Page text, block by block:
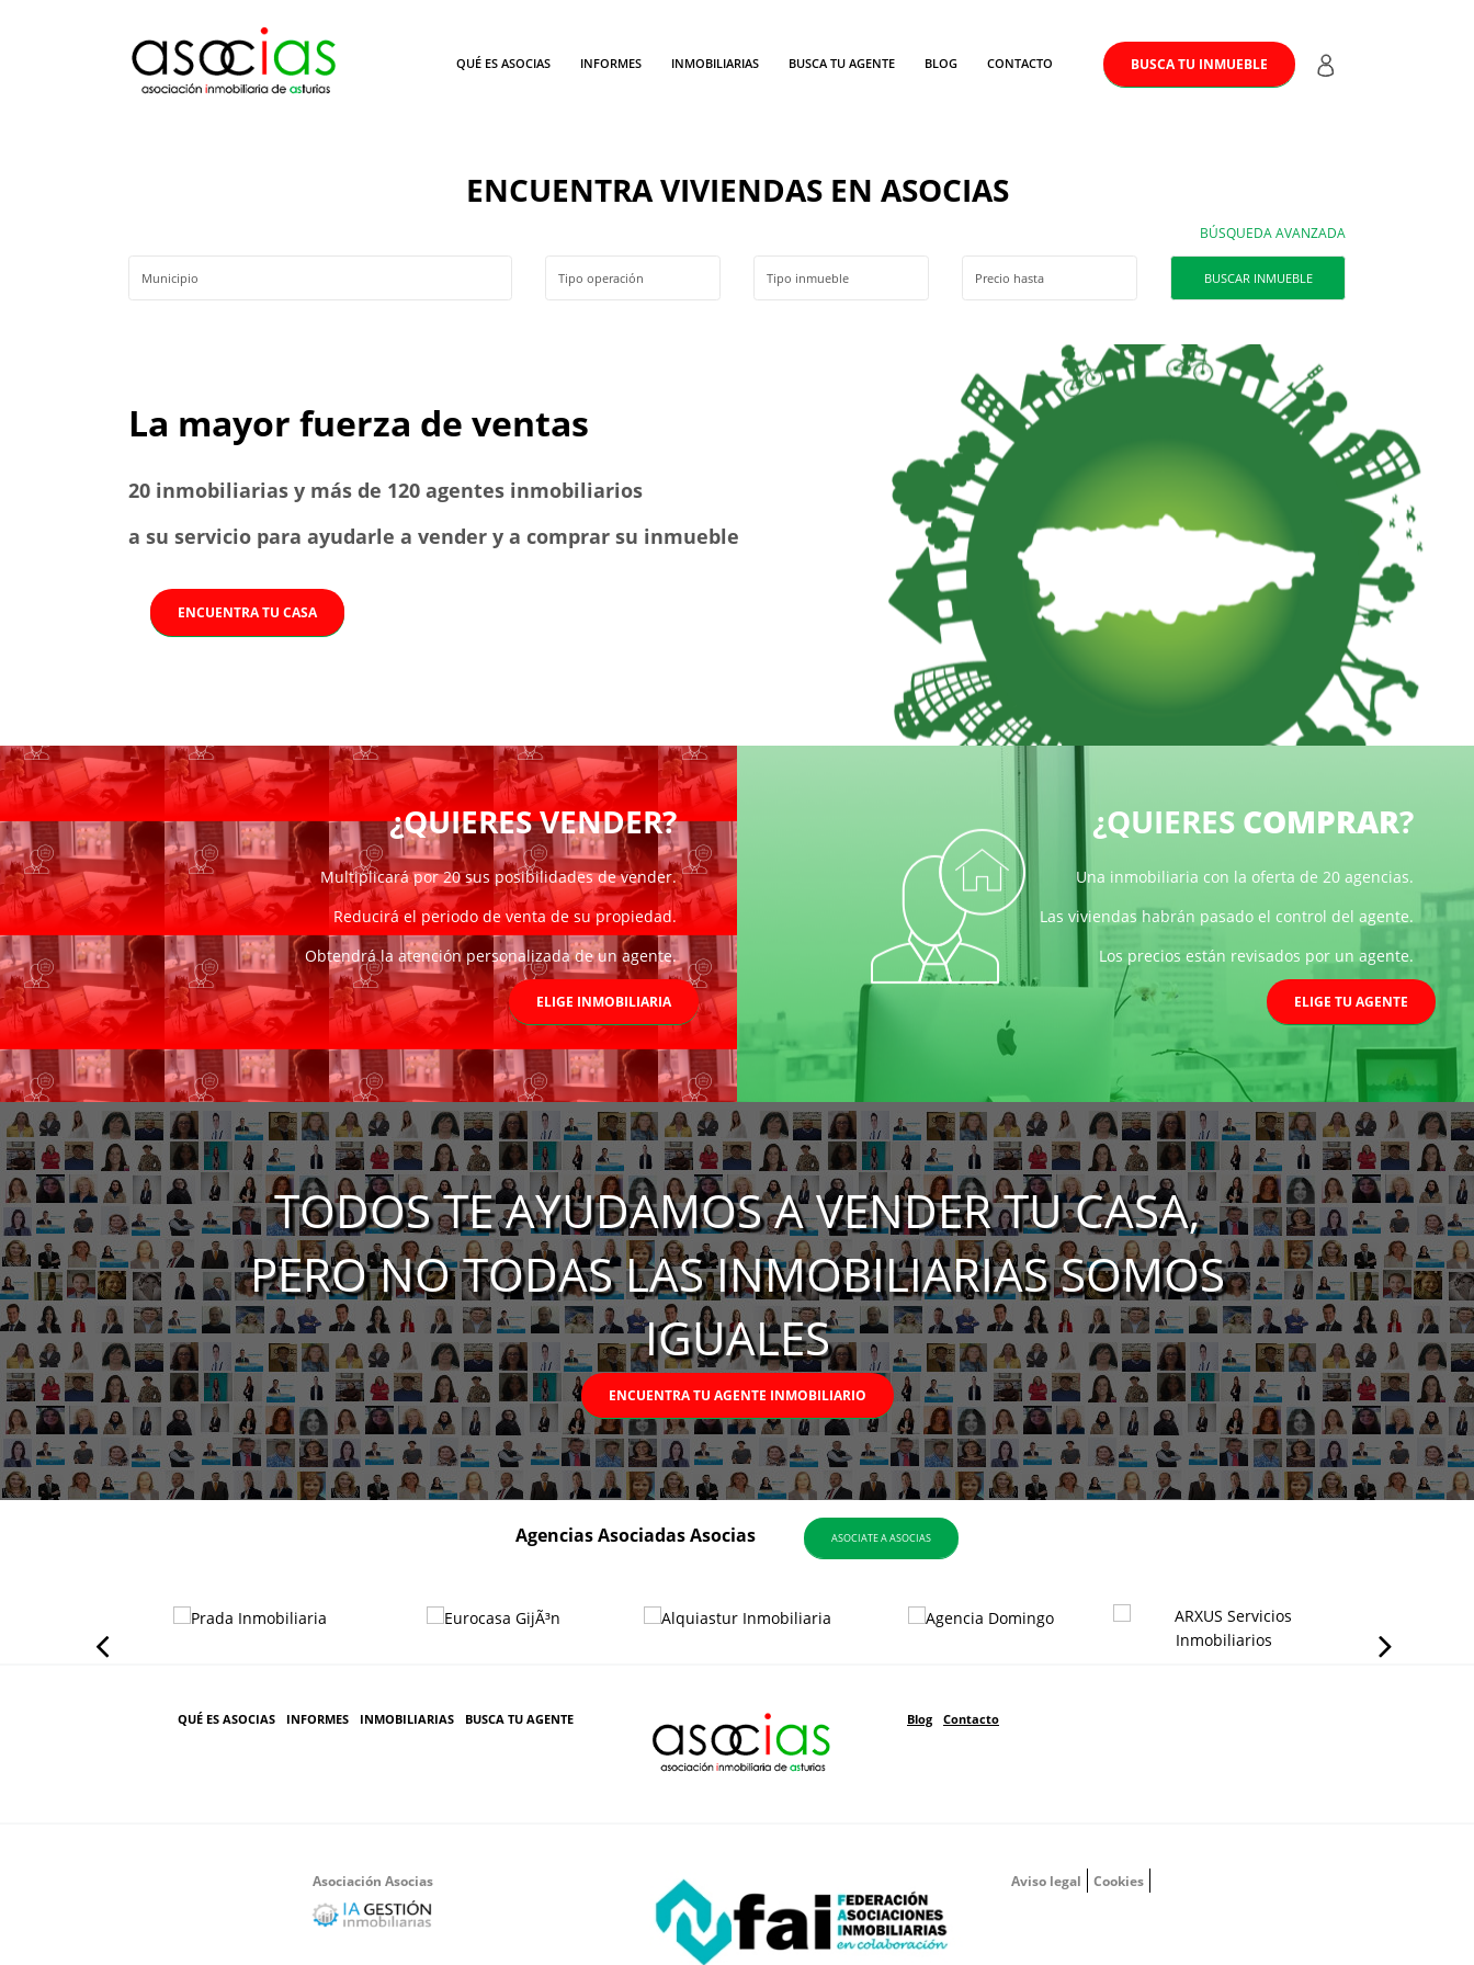
QUÉ ES ASOCIAS INFORMES INMOBILIARIAS BUSCA TU AGENTE BLOG CONTACTO BUSCA TU INMUEBLE
ENCUENTRA VIVIENDAS EN ASOCIAS
BUSCAR INMUEBLE
BÚSQUEDA AVANZADA
La mayor fuerza de ventas
20 inmobiliarias y más de 120 agentes inmobiliarios
a su servicio para ayudarle a vender y a comprar su inmueble
ENCUENTRA TU CASA
¿QUIERES VENDER?
Multiplicará por 20 sus posibilidades de vender.
Reducirá el periodo de venta de su propiedad.
Obtendrá la atención personalizada de un agente.
ELIGE INMOBILIARIA
¿QUIERES COMPRAR?
Una inmobiliaria con la oferta de 20 agencias.
Las viviendas habrán pasado el control del agente.
Los precios están revisados por un agente.
ELIGE TU AGENTE
TODOS TE AYUDAMOS A VENDER TU CASA,
PERO NO TODAS LAS INMOBILIARIAS SOMOS
IGUALES
ENCUENTRA TU AGENTE INMOBILIARIO
Agencias Asociadas Asocias ASOCIATE A ASOCIAS
QUÉ ES ASOCIAS INFORMES INMOBILIARIAS BUSCA TU AGENTE Blog Contacto
Asociación Asocias Aviso legal Cookies